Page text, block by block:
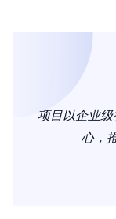
项目以企业
心，